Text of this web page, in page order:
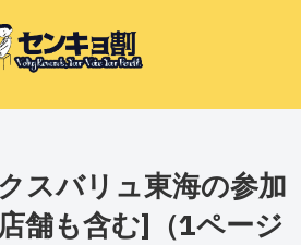
スバリュ東海の参加
舗も含む]（1ページ